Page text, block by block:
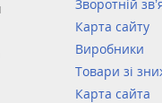
Зворотній
Карта сайту
Виробники
Товари зі
Карта сайта